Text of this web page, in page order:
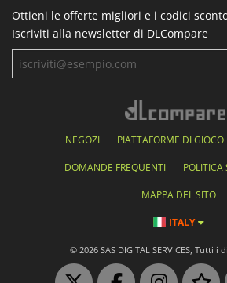
Ottieni le offerte migliori e i codici
Iscriviti alla newsletter di DLCompare
NEGOZI PIATTAFORME DI GIOCO
DOMANDE FREQUENTI POLITICA
MAPPA DEL SITO
ITALY
© 2026 SAS DIGITAL SERVICES, Tutti